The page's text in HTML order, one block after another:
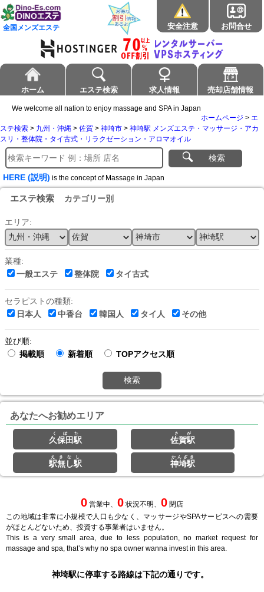
全国メンズエステ 安全注意 お問合せ
ホーム エステ検索 求人情報 売却店舗情報
We welcome all nation to enjoy massage and SPA in Japan
ホームページ > エ
ステ検索 > 九州・沖縄 > 佐賀 > 神埼市 > 神埼駅 メンズエステ・マッサージ・アカ
スリ・整体院・タイ古式・リラクゼーション・アロマオイル
検索
HERE (説明) is the concept of Massage in Japan
エステ検索 カテゴリー別
エリア:
業種:
一般エステ
整体院 タイ古式
セラピストの種類:
日本人
中香台 韓国人 タイ人 その他
並び順:
掲載順
新着順 TOPアクセス順
検索
あなたへお勧めエリア
久保田駅
くぼた
佐賀駅
さが
駅無し駅
えきなし
神埼駅
かんざき
0 営業中、 0 状況不明、 0 閉店
この地域は非常に小規模で人口も少なく、マッサージやSPAサービスへの需要
がほとんどないため、投資する事業者はいません。
This is a very small area, due to less population, no market request for
massage and spa, that’s why no spa owner wanna invest in this area.
神埼駅に停車する路線は下記の通りです。